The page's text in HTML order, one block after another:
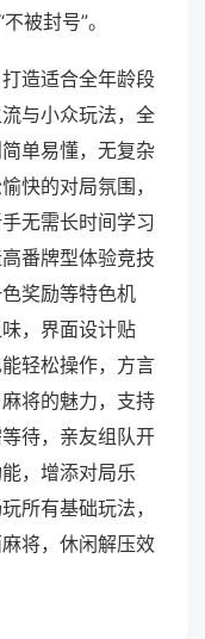
被封号”。
造适合全年龄段
与小众玩法，全
单易懂，无复杂
快的对局氛围，
无需长时间学习
番牌型体验竞技
奖励等特色机
，界面设计贴
轻松操作，方言
将的魅力，支持
待，亲友组队开
，增添对局乐
所有基础玩法，
将，休闲解压效